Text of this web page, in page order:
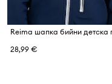
28,99 €